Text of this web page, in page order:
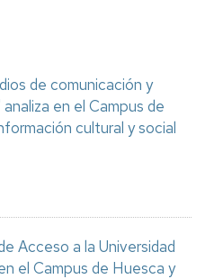
de comunicación y
en el Campus de
cultural y social
Acceso a la Universidad
el Campus de Huesca y